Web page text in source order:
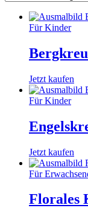
Für Kinder
Jetzt kaufen
Für Kinder
Jetzt kaufen
Für
Florales